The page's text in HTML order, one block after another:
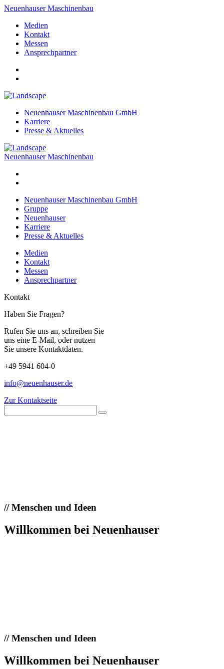
Neuenhauser Maschinenbau
Medien
Kontakt
Messen
Ansprechpartner
Neuenhauser Maschinenbau GmbH
Karriere
Presse & Aktuelles
Neuenhauser Maschinenbau
Neuenhauser Maschinenbau GmbH
Gruppe
Neuenhauser
Karriere
Presse & Aktuelles
Medien
Kontakt
Messen
Ansprechpartner
Kontakt
Haben Sie Fragen?
Rufen Sie uns an, schreiben Sie
uns eine E-Mail, oder nutzen
Sie unsere Kontaktdaten.
+49 5941 604-0
info@neuenhauser.de
Zur Kontaktseite
//Menschen und Ideen
Willkommen bei Neuenhauser
//Menschen und Ideen
Willkommen bei Neuenhauser